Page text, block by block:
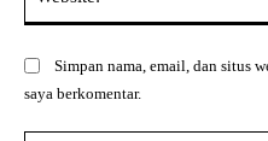
Simpan nama, email, dan situs
saya berkomentar.